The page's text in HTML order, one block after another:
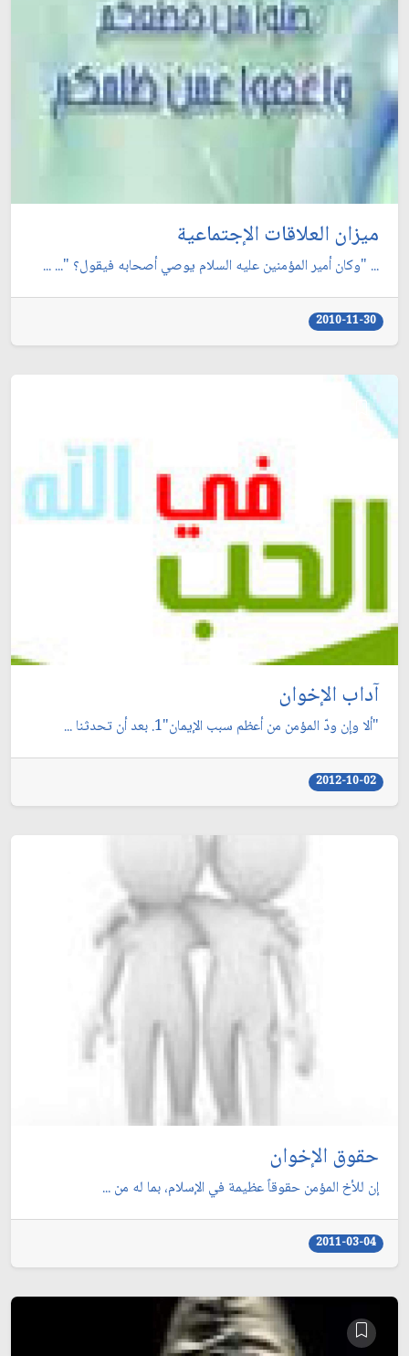
ميزان العلاقات الإجتماعية
... "وكان أمير المؤمنين عليه السلام يوصي أصحابه فيقول؟ "... ...
2010-11-30
آداب الإخوان
"ألا وإن ودّ المؤمن من أعظم سبب الإيمان"1. بعد أن تحدثنا ...
2012-10-02
حقوق الإخوان
إن للأخ المؤمن حقوقاً عظيمة في الإسلام، بما له من ...
2011-03-04